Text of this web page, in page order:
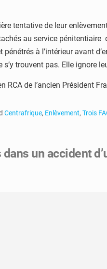
tentative de leur
au service
pénétrés à l’intérieur avant
s’y trouvent pas. Elle ignore
RCA de l’ancien Président
Centrafrique, Enlèvement, Trois
un accident